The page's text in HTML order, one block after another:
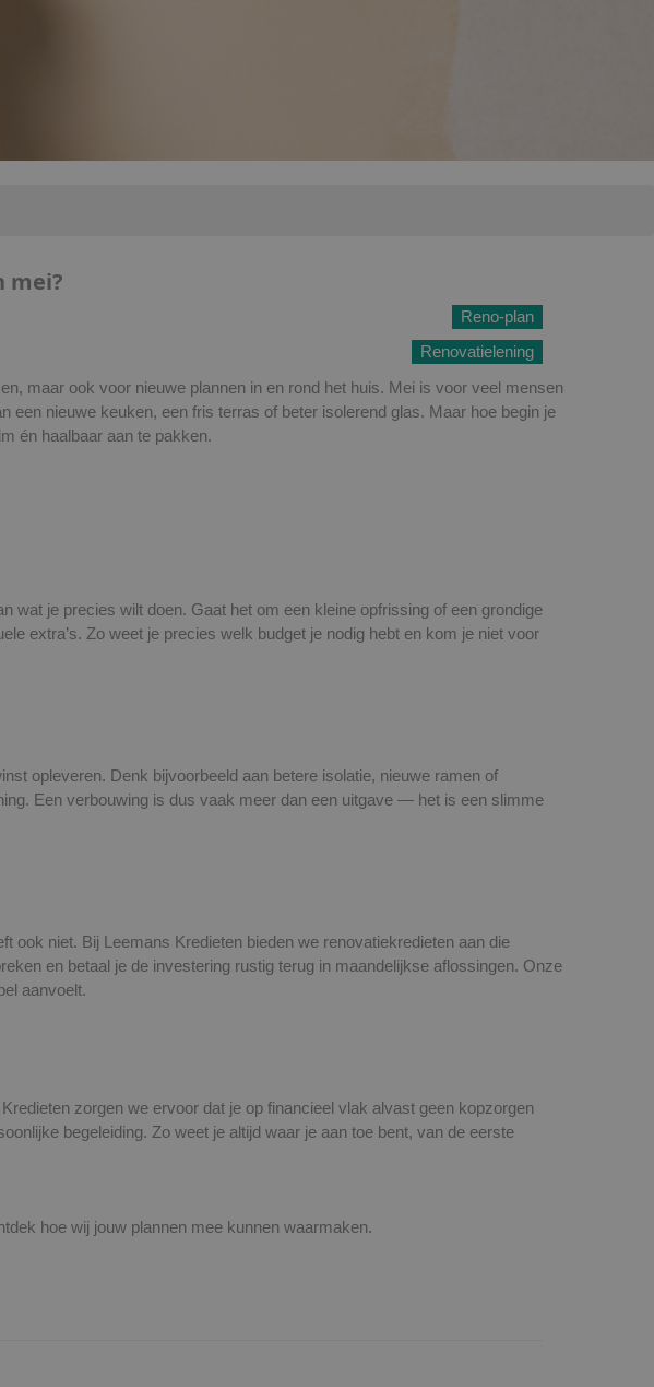
mei?
Reno-plan
Renovatielening
maar ook voor nieuwe plannen in en rond het huis. Mei is voor veel mensen
nieuwe keuken, een fris terras of beter isolerend glas. Maar hoe begin je
én haalbaar aan te pakken.
wat je precies wilt doen. Gaat het om een kleine opfrissing of een grondige
extra’s. Zo weet je precies welk budget je nodig hebt en kom je niet voor
opleveren. Denk bijvoorbeeld aan betere isolatie, nieuwe ramen of
Een verbouwing is dus vaak meer dan een uitgave — het is een slimme
ook niet. Bij Leemans Kredieten bieden we renovatiekredieten aan die
en betaal je de investering rustig terug in maandelijkse aflossingen. Onze
aanvoelt.
zorgen we ervoor dat je op financieel vlak alvast geen kopzorgen
begeleiding. Zo weet je altijd waar je aan toe bent, van de eerste
hoe wij jouw plannen mee kunnen waarmaken.